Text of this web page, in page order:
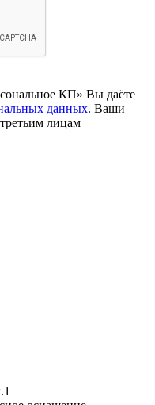
КП» Вы даёте
данных. Ваши
лицам